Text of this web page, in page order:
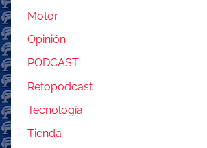
Motor
Opinión
PODCAST
Retopodcast
Tecnología
Tienda